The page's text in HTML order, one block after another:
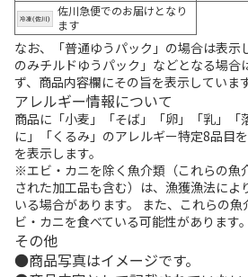
佐川急便でのお届けとなり
ます
なお、「普通ゆうパック」の場合は表示
のみチルドゆうパック」などとなる場合
ず、商品内容欄にその旨を表示しています
アレルギー情報について
商品に「小麦」「そば」「卵」「乳」「
に」「くるみ」のアレルギー特定8品目
を表示します。
※エビ・カニを除く魚介類（これらの魚
された加工品も含む）は、漁獲漁法によ
いる場合があります。 また、これらの
ビ・カニを食べている可能性があります。
その他
商品写真はイメージです。